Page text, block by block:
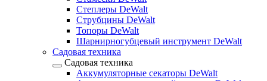
Степлеры DeWalt
Струбцины DeWalt
Топоры DeWalt
Шарнирногубцевый инструмент DeWalt
Садовая техника
Садовая техника
Аккумуляторные секаторы DeWalt